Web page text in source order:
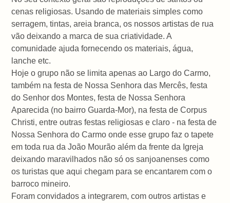
cenas religiosas. Usando de materiais simples como
serragem, tintas, areia branca, os nossos artistas de rua
vão deixando a marca de sua criatividade. A
comunidade ajuda fornecendo os materiais, água,
lanche etc.
Hoje o grupo não se limita apenas ao Largo do Carmo,
também na festa de Nossa Senhora das Mercês, festa
do Senhor dos Montes, festa de Nossa Senhora
Aparecida (no bairro Guarda-Mor), na festa de Corpus
Christi, entre outras festas religiosas e claro - na festa de
Nossa Senhora do Carmo onde esse grupo faz o tapete
em toda rua da João Mourão além da frente da Igreja
deixando maravilhados não só os sanjoanenses como
os turistas que aqui chegam para se encantarem com o
barroco mineiro.
Foram convidados a integrarem, com outros artistas e